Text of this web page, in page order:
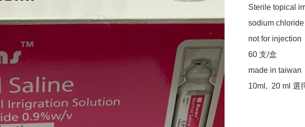
Sterile topical
sodium
not for injection
60 支/盒
made in taiwan
10ml,  20 ml 選